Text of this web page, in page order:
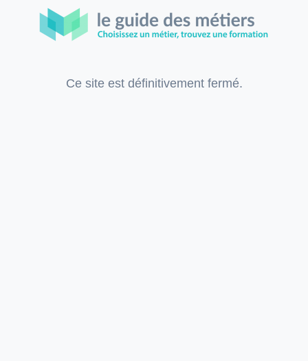
Ce site est définitivement fermé.